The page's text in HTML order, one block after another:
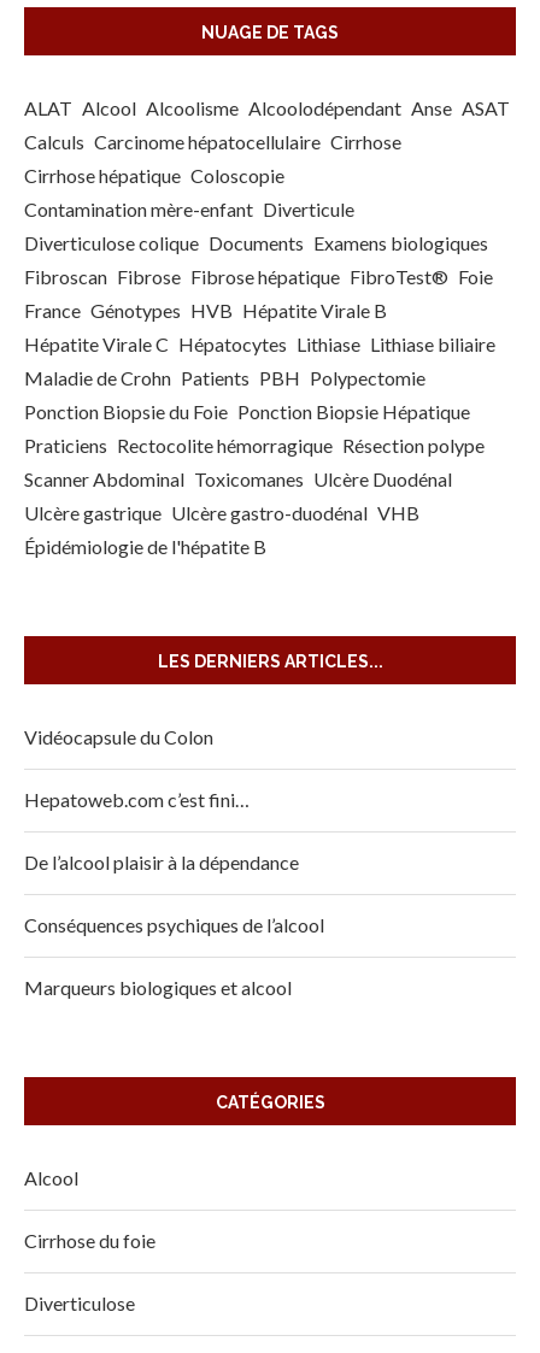
NUAGE DE TAGS
ALAT Alcool Alcoolisme Alcoolodépendant Anse ASAT
Calculs Carcinome hépatocellulaire Cirrhose
Cirrhose hépatique Coloscopie
Contamination mère-enfant Diverticule
Diverticulose colique Documents Examens biologiques
Fibroscan Fibrose Fibrose hépatique FibroTest® Foie
France Génotypes HVB Hépatite Virale B
Hépatite Virale C Hépatocytes Lithiase Lithiase biliaire
Maladie de Crohn Patients PBH Polypectomie
Ponction Biopsie du Foie Ponction Biopsie Hépatique
Praticiens Rectocolite hémorragique Résection polype
Scanner Abdominal Toxicomanes Ulcère Duodénal
Ulcère gastrique Ulcère gastro-duodénal VHB
Épidémiologie de l'hépatite B
LES DERNIERS ARTICLES...
Vidéocapsule du Colon
Hepatoweb.com c’est fini…
De l’alcool plaisir à la dépendance
Conséquences psychiques de l’alcool
Marqueurs biologiques et alcool
CATÉGORIES
Alcool
Cirrhose du foie
Diverticulose